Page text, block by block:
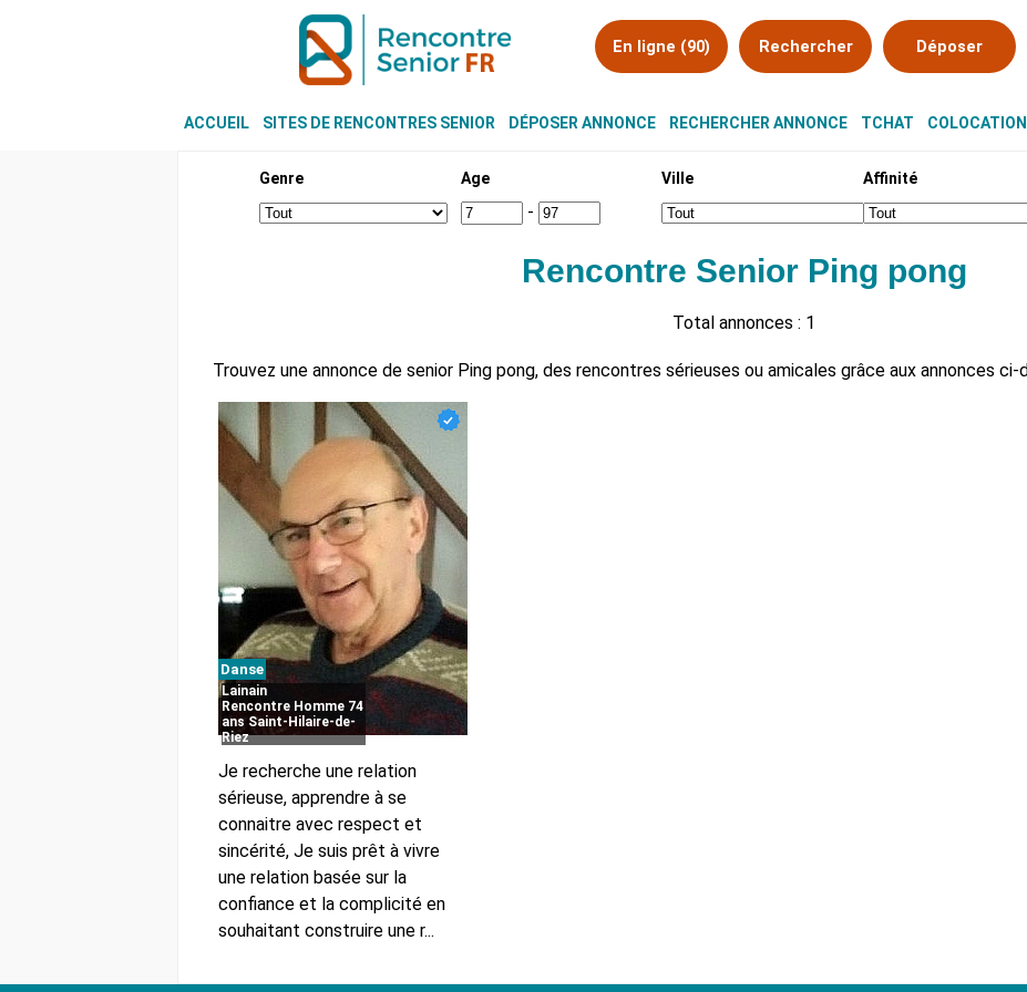
En ligne (90) Rechercher Déposer
ACCUEIL SITES DE RENCONTRES SENIOR DÉPOSER ANNONCE RECHERCHER ANNONCE TCHAT
Genre Age
-
Ville Affinité
Rencontre Senior Ping pong
Total annonces : 1
Trouvez une annonce de senior Ping pong, des rencontres sérieuses ou amicales grâce aux annonces ci-
Danse
Lainain
Rencontre Homme 74
ans Saint-Hilaire-de-
Riez
Je recherche une relation
sérieuse, apprendre à se
connaitre avec respect et
sincérité, Je suis prêt à vivre
une relation basée sur la
confiance et la complicité en
souhaitant construire une r...